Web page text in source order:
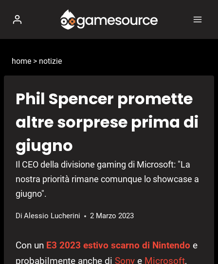
contenuto
home > notizie
Phil Spencer promette
altre sorprese prima di
giugno
Il CEO della divisione gaming di Microsoft: "La
nostra priorità rimane comunque lo showcase a
giugno".
Di Alessio Lucherini 2 Marzo 2023
Con un E3 2023 estivo scarno di Nintendo e
probabilmente anche di Sony e Microsoft,